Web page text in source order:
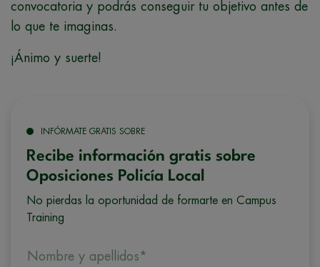
convocatoria y podrás conseguir tu objetivo antes de
lo que te imaginas.
¡Ánimo y suerte!
INFÓRMATE GRATIS SOBRE
Recibe información gratis sobre
Oposiciones Policía Local
No pierdas la oportunidad de formarte en Campus
Training
Nombre y apellidos*